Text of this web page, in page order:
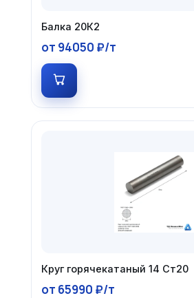
Балка 20К2
от 94050 ₽/т
Круг горячекатаный 14 Ст20
от 65990 ₽/т